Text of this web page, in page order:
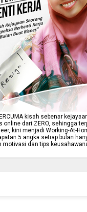
kisah sebenar
online dari ZERO, sehingga
kini menjadi Working-At-
5 angka setiap bulan
motivasi dan tips